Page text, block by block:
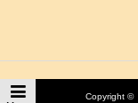
Copyright ©